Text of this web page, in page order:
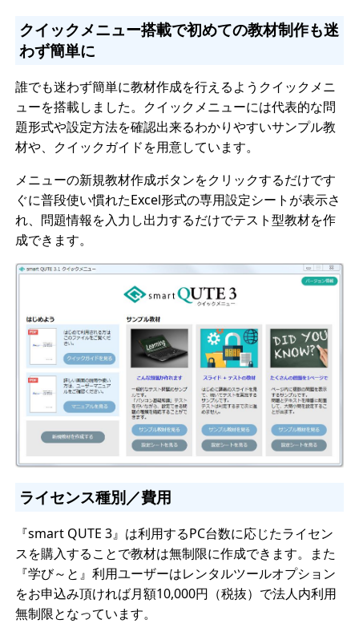
クイックメニュー搭載で初めての教材制作も迷
わず簡単に
誰でも迷わず簡単に教材作成を行えるようクイックメニ
ューを搭載しました。クイックメニューには代表的な問
題形式や設定方法を確認出来るわかりやすいサンプル教
材や、クイックガイドを用意しています。
メニューの新規教材作成ボタンをクリックするだけです
ぐに普段使い慣れたExcel形式の専用設定シートが表示さ
れ、問題情報を入力し出力するだけでテスト型教材を作
成できます。
ライセンス種別／費用
『smart QUTE 3』は利用するPC台数に応じたライセン
スを購入することで教材は無制限に作成できます。また
『学び～と』利用ユーザーはレンタルツールオプション
をお申込み頂ければ月額10,000円（税抜）で法人内利用
無制限となっています。